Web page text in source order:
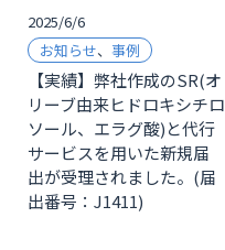
2025/6/6
お知らせ、 事例
【実績】弊社作成のSR(オ
リーブ由来ヒドロキシチロ
ソール、エラグ酸)と代行
サービスを用いた新規届
出が受理されました。(届
出番号：J1411)